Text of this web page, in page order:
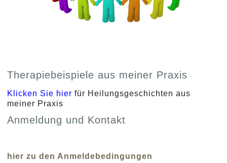
Therapiebeispiele aus meiner Praxis
Klicken Sie hier für Heilungsgeschichten aus
meiner Praxis
Anmeldung und Kontakt
hier zu den Anmeldebedingungen